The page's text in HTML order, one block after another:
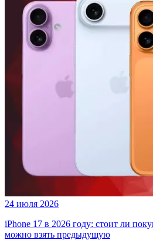
24 июля 2026
iPhone 17 в 2026 году: стоит ли
можно взять предыдущую